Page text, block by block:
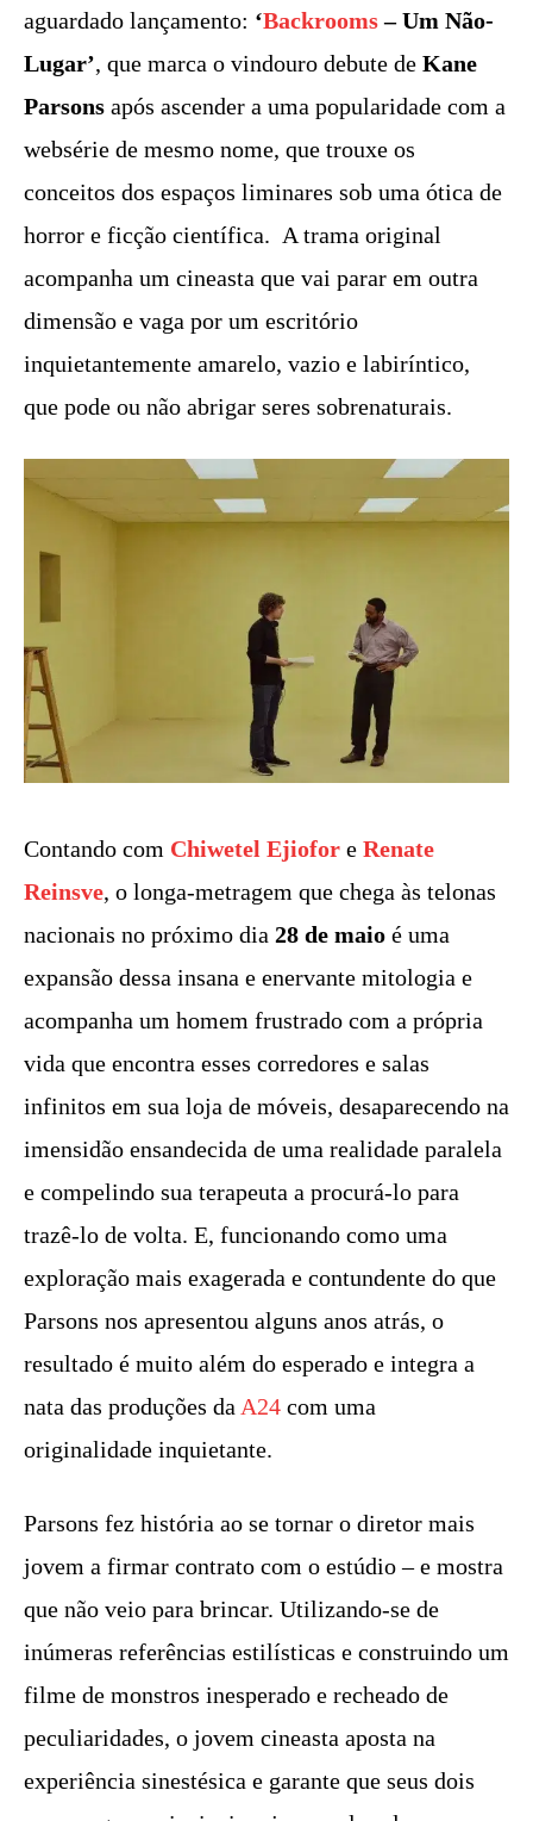
aguardado lançamento: ‘Backrooms– Um Não-
Lugar’, que marca o vindouro debute de Kane
Parsons após ascender a uma popularidade com a
websérie de mesmo nome, que trouxe os
conceitos dos espaços liminares sob uma ótica de
horror e ficção científica. A trama original
acompanha um cineasta que vai parar em outra
dimensão e vaga por um escritório
inquietantemente amarelo, vazio e labiríntico,
que pode ou não abrigar seres sobrenaturais.
Contando com Chiwetel Ejiofor e Renate
Reinsve, o longa-metragem que chega às telonas
nacionais no próximo dia 28 de maio é uma
expansão dessa insana e enervante mitologia e
acompanha um homem frustrado com a própria
vida que encontra esses corredores e salas
infinitos em sua loja de móveis, desaparecendo na
imensidão ensandecida de uma realidade paralela
e compelindo sua terapeuta a procurá-lo para
trazê-lo de volta. E, funcionando como uma
exploração mais exagerada e contundente do que
Parsons nos apresentou alguns anos atrás, o
resultado é muito além do esperado e integra a
nata das produções da A24 com uma
originalidade inquietante.
Parsons fez história ao se tornar o diretor mais
jovem a firmar contrato com o estúdio – e mostra
que não veio para brincar. Utilizando-se de
inúmeras referências estilísticas e construindo um
filme de monstros inesperado e recheado de
peculiaridades, o jovem cineasta aposta na
experiência sinestésica e garante que seus dois